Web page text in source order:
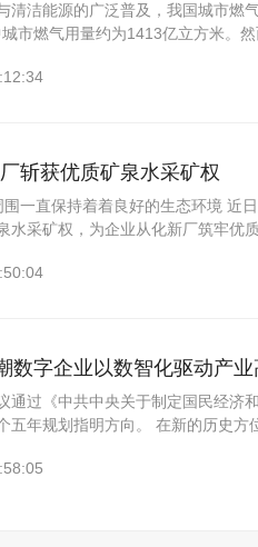
清洁能源的广泛普及，我国城市
市燃气用量约为1413亿立方米。
斩获优质矿泉水采矿权
一直保持着着良好的生态环境 近
水采矿权，为企业从化新厂筑牢优
数字企业以数智化驱动产
通过《中共中央关于制定国民经济
五年规划指明方向。 在新的历史方